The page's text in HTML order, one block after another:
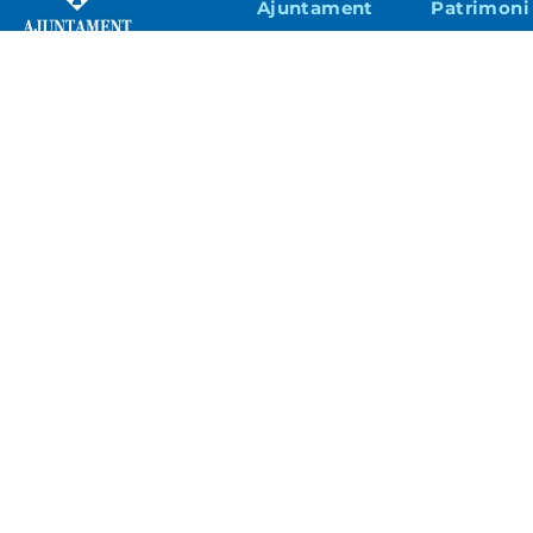
Ajuntament
Patrimoni